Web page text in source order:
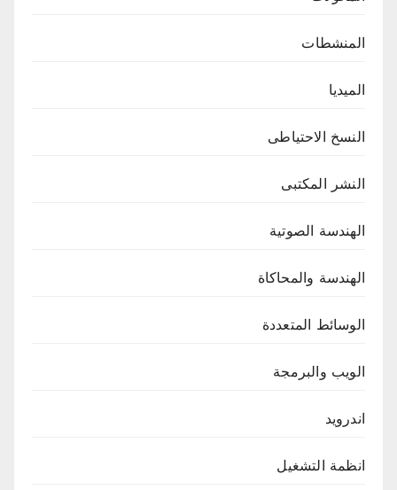
المنشطات
الميديا
النسخ الاحتياطى
النشر المكتبى
الهندسة الصوتية
الهندسة والمحاكاة
الوسائط المتعددة
الويب والبرمجة
اندرويد
انظمة التشغيل